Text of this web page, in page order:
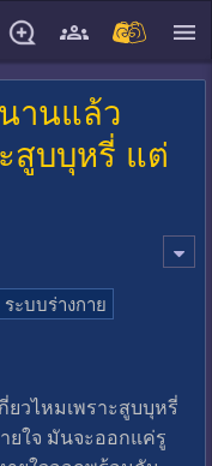
านแล้ว
สูบบุหรี่ แต่
ระบบร่างกาย
วไหมเพราะสูบบุหรี่
ยใจ มันจะออกแค่รู
close